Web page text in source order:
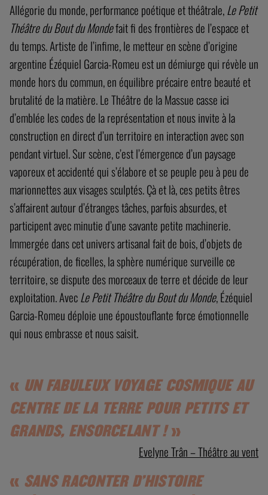
Allégorie du monde, performance poétique et théâtrale,Le Petit
Théâtre du Bout du Mondefait fi des frontières de l’espace et
du temps. Artiste de l’infime, le metteur en scène d’origine
argentine Ézéquiel Garcia-Romeu est un démiurge qui révèle un
monde hors du commun, en équilibre précaire entre beauté et
brutalité de la matière. Le Théâtre de la Massue casse ici
d’emblée les codes de la représentation et nous invite à la
construction en direct d’un territoire en interaction avec son
pendant virtuel. Sur scène, c’est l’émergence d’un paysage
vaporeux et accidenté qui s’élabore et se peuple peu à peu de
marionnettes aux visages sculptés. Çà et là, ces petits êtres
s’affairent autour d’étranges tâches, parfois absurdes, et
participent avec minutie d’une savante petite machinerie.
Immergée dans cet univers artisanal fait de bois, d’objets de
récupération, de ficelles, la sphère numérique surveille ce
territoire, se dispute des morceaux de terre et décide de leur
exploitation. AvecLe Petit Théâtre du Bout du Monde, Ézéquiel
Garcia-Romeu déploie une époustouflante force émotionnelle
qui nous embrasse et nous saisit.
« UN FABULEUX VOYAGE COSMIQUE AU
CENTRE DE LA TERRE POUR PETITS ET
GRANDS, ENSORCELANT !»
Evelyne Trân – Théâtre au vent
« SANS RACONTER D’HISTOIRE